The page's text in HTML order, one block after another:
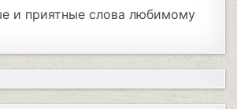
и приятные слова любимому